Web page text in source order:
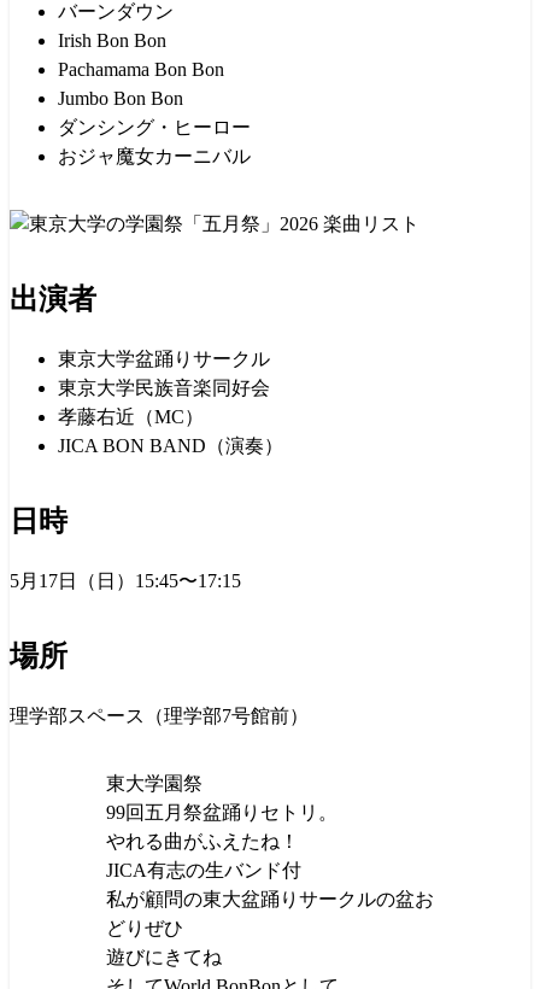
バーンダウン
Irish Bon Bon
Pachamama Bon Bon
Jumbo Bon Bon
ダンシング・ヒーロー
おジャ魔女カーニバル
出演者
東京大学盆踊りサークル
東京大学民族音楽同好会
孝藤右近（MC）
JICA BON BAND（演奏）
日時
5月17日（日）15:45〜17:15
場所
理学部スペース（理学部7号館前）
東大学園祭
99回五月祭盆踊りセトリ。
やれる曲がふえたね！
JICA有志の生バンド付
私が顧問の東大盆踊りサークルの盆お
どりぜひ
遊びにきてね